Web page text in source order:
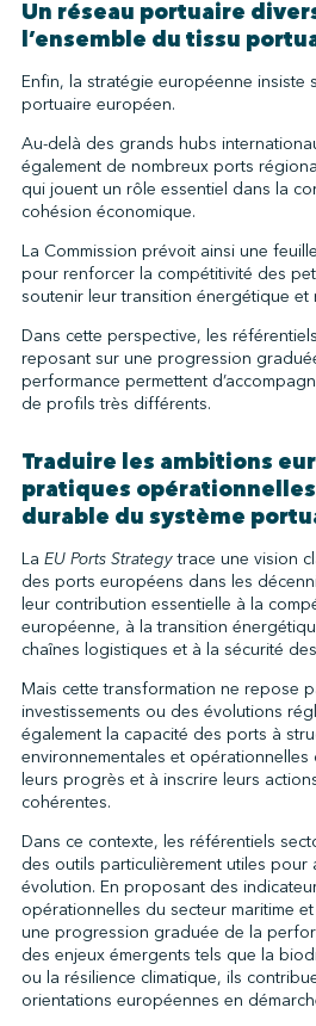
Un réseau portuaire
l’ensemble du tissu
Enfin, la stratégie européenne insiste
portuaire européen.
Au-delà des grands hubs
également de nombreux ports
qui jouent un rôle essentiel dans la
cohésion économique.
La Commission prévoit ainsi une
pour renforcer la compétitivité des
soutenir leur transition énergétique et
Dans cette perspective, les
reposant sur une progression
performance permettent
de profils très différents.
Traduire les ambitions
pratiques
durable du système
La EU Ports Strategytrace une vision
des ports européens dans les
leur contribution essentielle à la
européenne, à la transition
chaînes logistiques et à la sécurité
Mais cette transformation ne repose
investissements ou des évolutions
également la capacité des ports à
environnementales et
leurs progrès et à inscrire leurs
cohérentes.
Dans ce contexte, les référentiels
des outils particulièrement utiles pour
évolution. En proposant des
opérationnelles du secteur maritime
une progression graduée de la
des enjeux émergents tels que la
ou la résilience climatique, ils
orientations européennes en